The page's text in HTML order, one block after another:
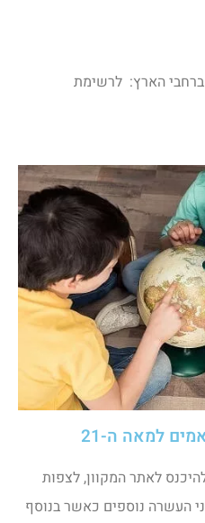
הארץ: לרשימת
לאתר המקוון, לצפות
העשרה נוספים כאשר בנוסף